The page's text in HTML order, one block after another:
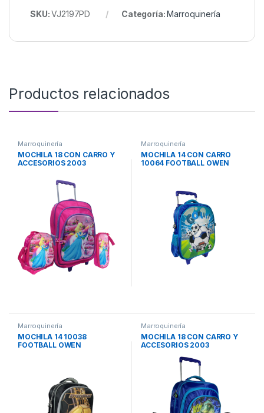
SKU:VJ2197PD Categoría:Marroquinería
Productos relacionados
Marroquinería
MOCHILA 18 CON CARRO Y
ACCESORIOS 2003
Marroquinería
MOCHILA 14 CON CARRO
10064 FOOTBALL OWEN
Marroquinería
MOCHILA 14 10038
FOOTBALL OWEN
Marroquinería
MOCHILA 18 CON CARRO Y
ACCESORIOS 2003